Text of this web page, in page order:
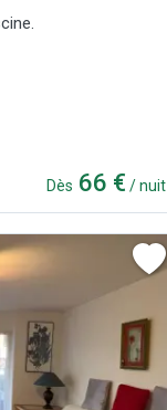
Dès 66 € / nuit